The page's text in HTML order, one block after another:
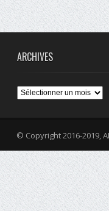
ARCHIVES
Archives
© Copyright 2016-2019,